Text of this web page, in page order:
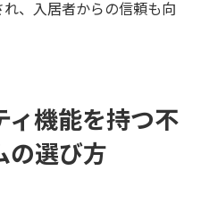
、入居者からの信頼も向
ィ機能を持つ不
の選び方